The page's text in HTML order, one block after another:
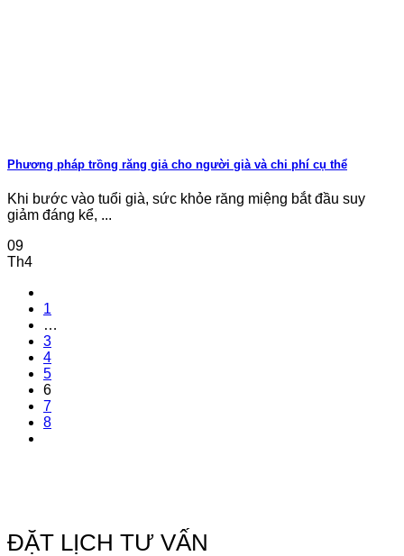
Phương pháp trồng răng giả cho người già và chi phí cụ thể
Khi bước vào tuổi già, sức khỏe răng miệng bắt đầu suy
giảm đáng kể, ...
09
Th4
1
…
3
4
5
6
7
8
ĐẶT LỊCH TƯ VẤN